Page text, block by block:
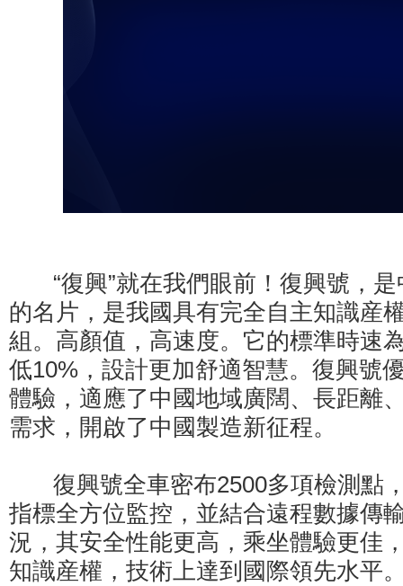
“復興”就在我們眼前！復興號，是
的名片，是我國具有完全自主知識産
組。高顏值，高速度。它的標準時速
低10%，設計更加舒適智慧。復興號
體驗，適應了中國地域廣闊、長距離
需求，開啟了中國製造新征程。
復興號全車密布2500多項檢測點
指標全方位監控，並結合遠程數據傳
況，其安全性能更高，乘坐體驗更佳
知識産權，技術上達到國際領先水平